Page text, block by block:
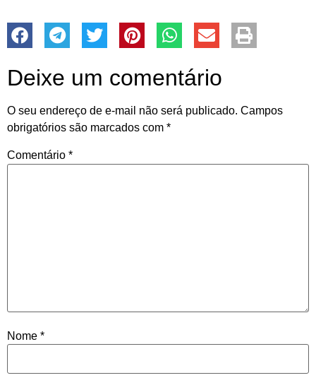
Deixe um comentário
O seu endereço de e-mail não será publicado. Campos
obrigatórios são marcados com *
Comentário *
Nome *